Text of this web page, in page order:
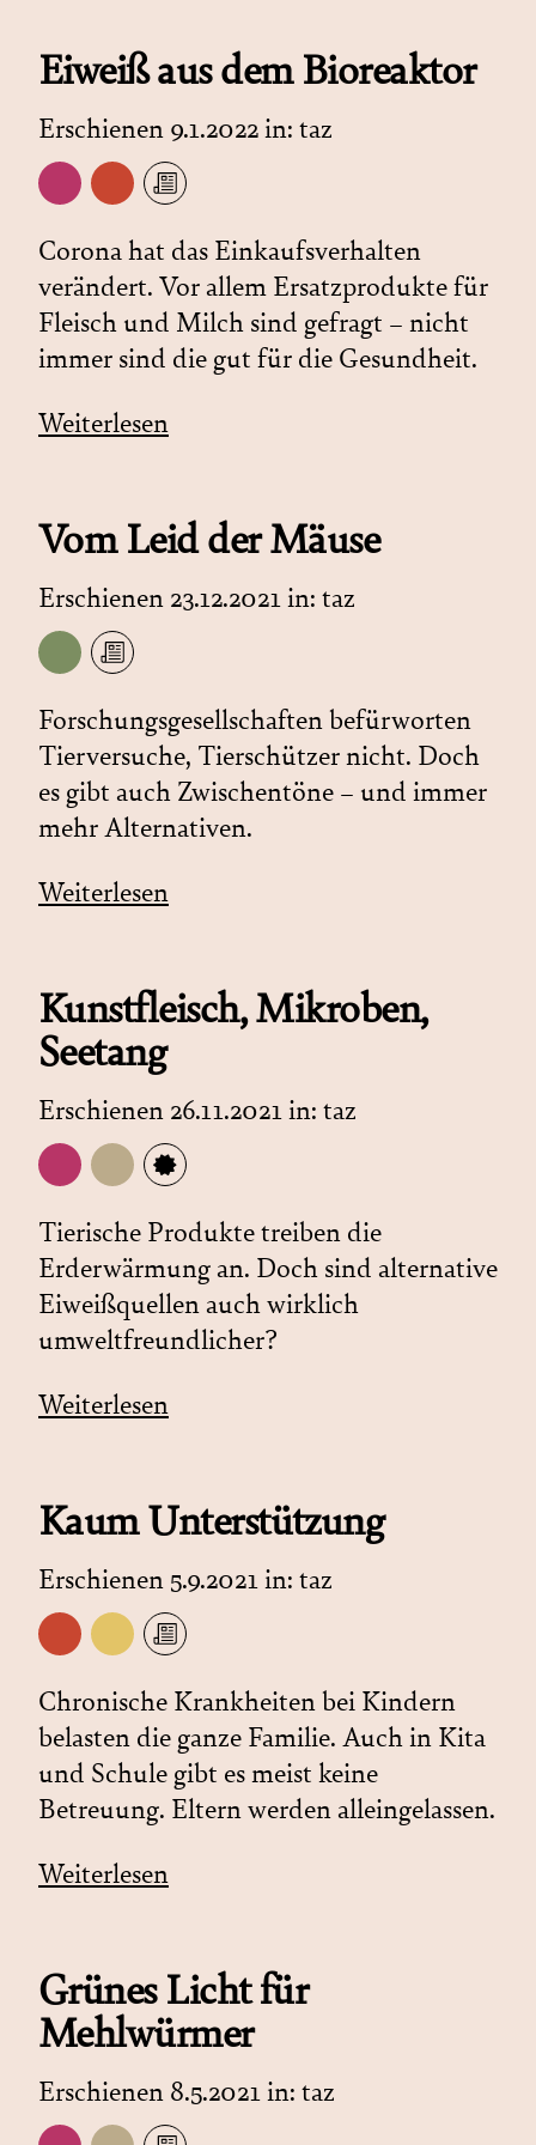
Eiweiß aus dem Bioreaktor
Erschienen 9.1.2022 in: taz
Corona hat das Einkaufsverhalten
verändert. Vor allem Ersatzprodukte für
Fleisch und Milch sind gefragt – nicht
immer sind die gut für die Gesundheit.
Weiterlesen
Vom Leid der Mäuse
Erschienen 23.12.2021 in: taz
Forschungsgesellschaften befürworten
Tierversuche, Tierschützer nicht. Doch
es gibt auch Zwischentöne – und immer
mehr Alternativen.
Weiterlesen
Kunstfleisch, Mikroben,
Seetang
Erschienen 26.11.2021 in: taz
Tierische Produkte treiben die
Erderwärmung an. Doch sind alternative
Eiweißquellen auch wirklich
umweltfreundlicher?
Weiterlesen
Kaum Unterstützung
Erschienen 5.9.2021 in: taz
Chronische Krankheiten bei Kindern
belasten die ganze Familie. Auch in Kita
und Schule gibt es meist keine
Betreuung. Eltern werden alleingelassen.
Weiterlesen
Grünes Licht für
Mehlwürmer
Erschienen 8.5.2021 in: taz